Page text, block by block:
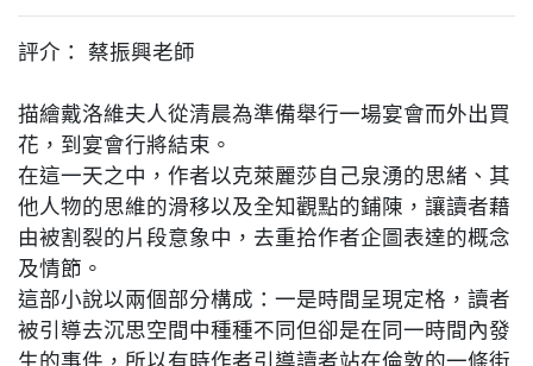
評介： 蔡振興老師
描繪戴洛維夫人從清晨為準備舉行一場宴會而外出買
花，到宴會行將結束。
在這一天之中，作者以克萊麗莎自己泉湧的思緒、其
他人物的思維的滑移以及全知觀點的鋪陳，讓讀者藉
由被割裂的片段意象中，去重拾作者企圖表達的概念
及情節。
這部小說以兩個部分構成：一是時間呈現定格，讀者
被引導去沉思空間中種種不同但卻是在同一時間內發
生的事件，所以有時作者引導讀者站在倫敦的一條街